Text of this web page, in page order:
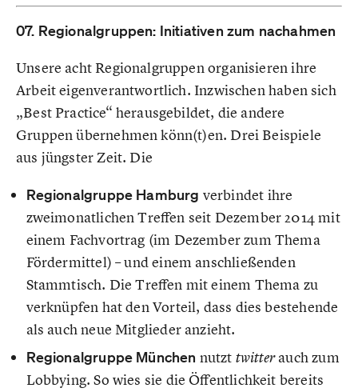
07. Regionalgruppen: Initiativen zum nachahmen
Unsere acht Regionalgruppen organisieren ihre
Arbeit eigenverantwortlich. Inzwischen haben sich
„Best Practice“ herausgebildet, die andere
Gruppen übernehmen könn(t)en. Drei Beispiele
aus jüngster Zeit. Die
Regionalgruppe Hamburg verbindet ihre
zweimonatlichen Treffen seit Dezember 2014 mit
einem Fachvortrag (im Dezember zum Thema
Fördermittel) – und einem anschließenden
Stammtisch. Die Treffen mit einem Thema zu
verknüpfen hat den Vorteil, dass dies bestehende
als auch neue Mitglieder anzieht.
Regionalgruppe München nutzt twitterauch zum
Lobbying. So wies sie die Öffentlichkeit bereits